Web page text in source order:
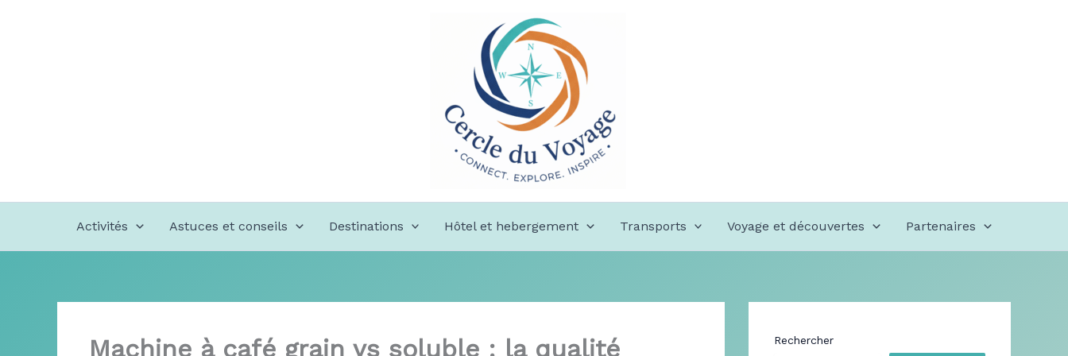
Activités Astuces et conseils Destinations Hôtel et hebergement Transports Voyage et découvertes Partenaires
Machine à café grain vs soluble : la qualité Rechercher